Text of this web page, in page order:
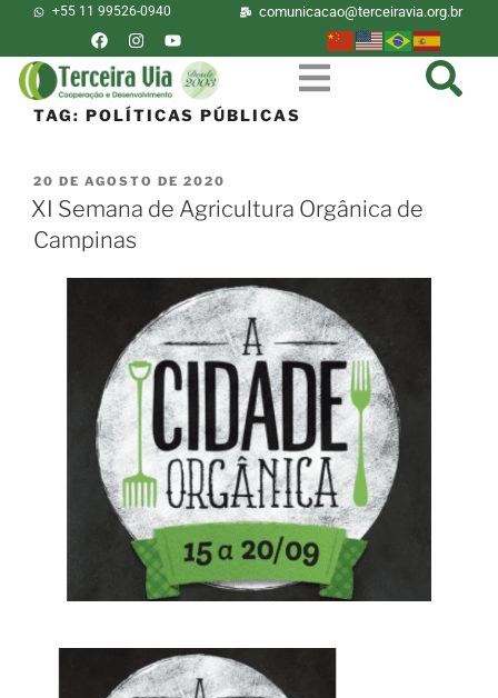
+55 11 99526-0940 comunicacao@terceiravia.org.br
TAG: POLÍTICAS PÚBLICAS
20 DE AGOSTO DE 2020
XI Semana de Agricultura Orgânica de
Campinas